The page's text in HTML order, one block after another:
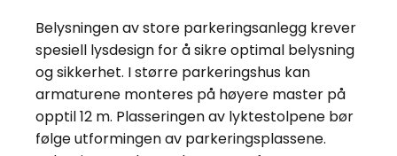
Belysningen av store parkeringsanlegg krever
spesiell lysdesign for å sikre optimal belysning
og sikkerhet. I større parkeringshus kan
armaturene monteres på høyere master på
opptil 12 m. Plasseringen av lyktestolpene bør
følge utformingen av parkeringsplassene.